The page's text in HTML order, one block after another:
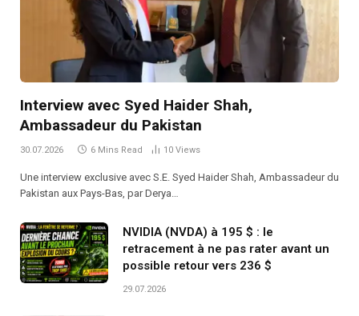
Interview avec Syed Haider Shah,
Ambassadeur du Pakistan
30.07.2026 6 Mins Read 10 Views
Une interview exclusive avec S.E. Syed Haider Shah, Ambassadeur du
Pakistan aux Pays-Bas, par Derya…
NVIDIA (NVDA) à 195 $ : le
retracement à ne pas rater avant un
possible retour vers 236 $
29.07.2026